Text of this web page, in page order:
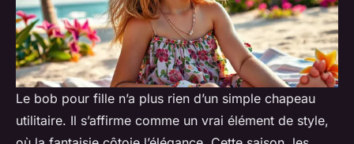
Le bob pour fille n’a plus rien d’un simple chapeau
utilitaire. Il s’affirme comme un vrai élément de style,